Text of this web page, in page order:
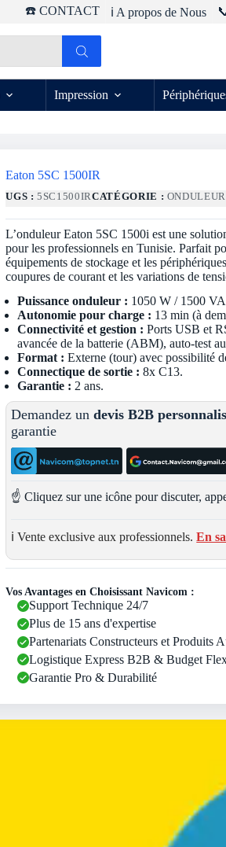
☎️ CONTACT ℹ️ A propos de Nous
Impression
Eaton 5SC 1500IR
UGS :5SC1500IRCATÉGORIE : ONDULEUR
L’onduleur Eaton 5SC 1500i est une
pour les professionnels en Tunisie. Parfait
équipements de stockage et les
coupures de courant et les variations de
Puissance onduleur : 1050 W / 1500 VA
Autonomie pour charge : 13 min (à
Connectivité et gestion : Ports USB et
avancée de la batterie (ABM), auto-test
Format : Externe (tour) avec possibilité
Connectique de sortie : 8x C13.
Garantie : 2 ans.
Demandez undevis B2B
garantie
☝️ Cliquez sur une icône pour discuter,
ℹ️ Vente exclusive aux professionnels.En
Vos Avantages en Choisissant Navicom :
Support Technique 24/7
Plus de 15 ans d'expertise
Partenariats Constructeurs et Produits
Logistique Express B2B & Budget
Garantie Pro & Durabilité